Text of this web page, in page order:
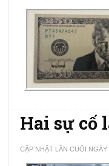
Hai sự cố
CẬP NHẬT LẦN CUỐI